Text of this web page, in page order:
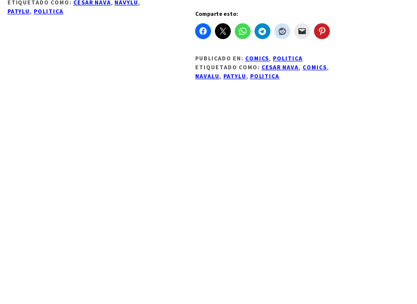
ETIQUETADO COMO: CESAR NAVA, NAVYLU,
PATYLU, POLITICA Comparte esto:
PUBLICADO EN: COMICS, POLITICA
ETIQUETADO COMO: CESAR NAVA, COMICS,
NAVALU , PATYLU , POLITICA